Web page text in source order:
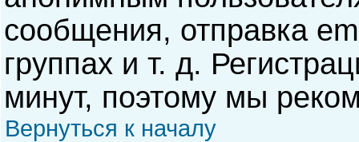
сообщения, отправка
группах и т. д.
минут, поэтому мы
Вернуться к началу